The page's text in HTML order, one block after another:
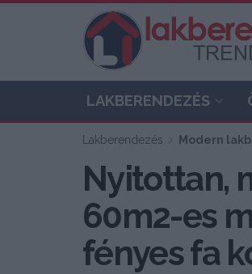
LAKBERENDEZÉS
Lakberendezés Modern
Nyitottan,
60m2-es
fényes fa